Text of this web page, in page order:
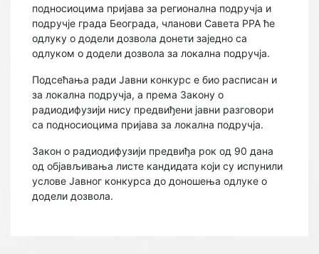
подносиоцима пријава за регионална подручја и
подручје града Београда, чланови Савета РРА ће
одлуку о додели дозволa донети заједно са
одлуком о додели дозвола за локална подручја.
Подсећања ради Јавни конкурс е био расписан и
за локална подручја, а према Закону о
радиодифузији нису предвиђени јавни разговори
са подносиоцима пријава за локална подручја.
Закон о радиодифузији предвиђа рок од 90 дана
од објављивања листе кандидата који су испунили
услове Јавног конкурса до доношења одлуке о
додели дозвола.